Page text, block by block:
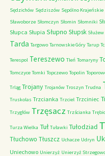
Sędzichów Sędziszów Sępólno Krajeńskie
Sławoborze Słomczyn Słomin Słomniki
Słupca Słupia Słupno Słupsk Służew
Tarda Targowo Tarnowskie Góry Tarup
Terespol Tereszewo Tleń Tomaryny
Tomczyce Tomki Topczewo Topolin
Trląg Trojany Trojanów Troszyn Trudna
Truskolas Trzcianka Trzciel Trzciniec
Trzygłów Trzęsacz Trzścianka
Turza Wielka Tuł Tuławki Tułodziad
Tłuchowo Tłuszcz Uchacze Udryn
Uniechowo Unierzyż Unierzyż